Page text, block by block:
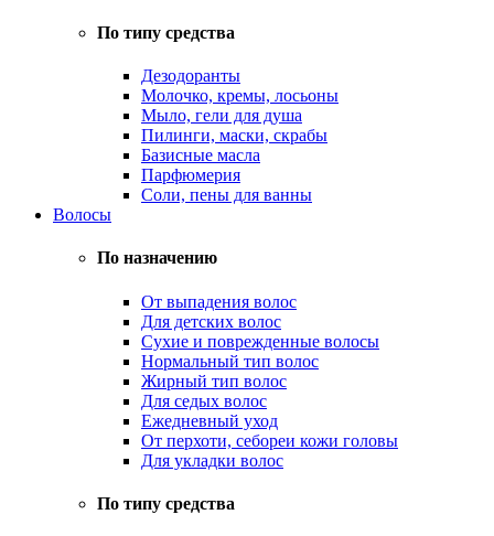
По типу средства
Дезодоранты
Молочко, кремы, лосьоны
Мыло, гели для душа
Пилинги, маски, скрабы
Базисные масла
Парфюмерия
Соли, пены для ванны
Волосы
По назначению
От выпадения волос
Для детских волос
Сухие и поврежденные волосы
Нормальный тип волос
Жирный тип волос
Для седых волос
Ежедневный уход
От перхоти, себореи кожи головы
Для укладки волос
По типу средства